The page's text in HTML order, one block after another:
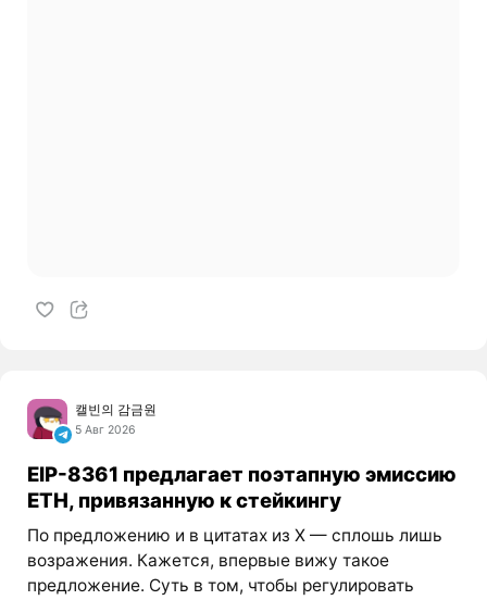
캘빈의 감금원
5 Авг 2026
EIP-8361 предлагает поэтапную эмиссию
ETH, привязанную к стейкингу
По предложению и в цитатах из X — сплошь лишь
возражения. Кажется, впервые вижу такое
предложение. Суть в том, чтобы регулировать